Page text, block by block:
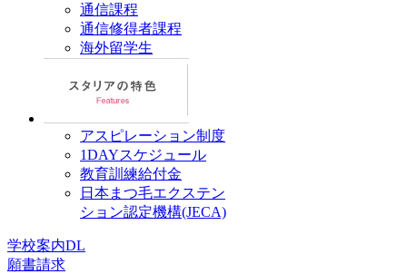
通信課程
通信修得者課程
海外留学生
アスピレーション制度
1DAYスケジュール
教育訓練給付金
日本まつ毛エクステン
ション認定機構(JECA)
学校案内DL
願書請求